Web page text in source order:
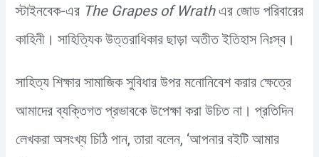
স্টাইনবেক-এর The Grapes of Wrathএর জোড পরিবারের
কাহিনী। সাহিত্যিক উত্তরাধিকার ছাড়া অতীত ইতিহাস নিঃস্ব।
সাহিত্য শিক্ষার সামাজিক সুবিধার উপর মনোনিবেশ করার ক্ষেত্রে
আমাদের ব্যক্তিগত প্রভাবকে উপেক্ষা করা উচিত না। প্রতিদিন
লেখকরা অসংখ্য চিঠি পান, তারা বলেন, ‘আপনার বইটি আমার